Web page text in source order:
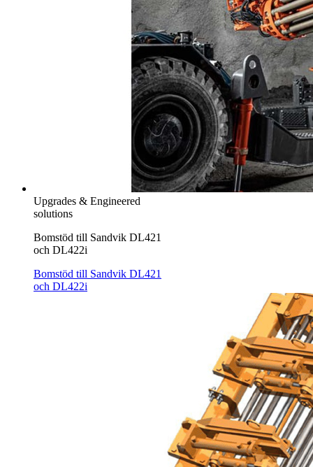
Upgrades & Engineered
solutions
Bomstöd till Sandvik DL421
och DL422i
Bomstöd till Sandvik DL421
och DL422i